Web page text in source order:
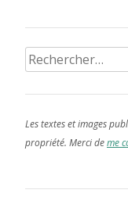
Rechercher :
Les textes et images
propriété. Merci deme